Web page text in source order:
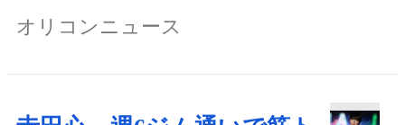
オリコンニュース